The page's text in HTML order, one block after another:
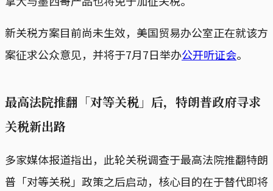
新关税方案目前尚未生效，美国贸易办公室正在就该方
案征求公众意见，并将于7月7日举办公开听证会。
最高法院推翻「对等关税」后，特朗普政府寻求
关税新出路
多家媒体报道指出，此轮关税调查于最高法院推翻特朗
普「对等关税」政策之后启动，核心目的在于替代即将